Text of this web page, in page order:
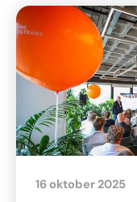
16 oktober 2025